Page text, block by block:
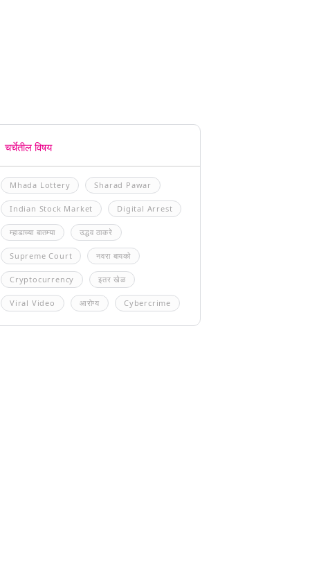
चर्चेतील विषय
Mhada Lottery Sharad Pawar
Indian Stock Market Digital Arrest
म्हाडाच्या बातम्या उद्धव ठाकरे
Supreme Court नवरा बायको
Cryptocurrency इतर खेळ
Viral Video आरोग्य Cybercrime